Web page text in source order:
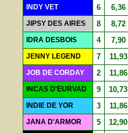
INDY VET 6 6,36
JIPSY DES AIRES 8 8,72
IDRA DESBOIS 4 7,90
JENNY LEGEND 7 11,93
JOB DE CORDAY 2 11,86
INCAS D'EURVAD 9 10,73
INDIE DE YOR 3 11,86
JANA D'ARMOR 5 12,90